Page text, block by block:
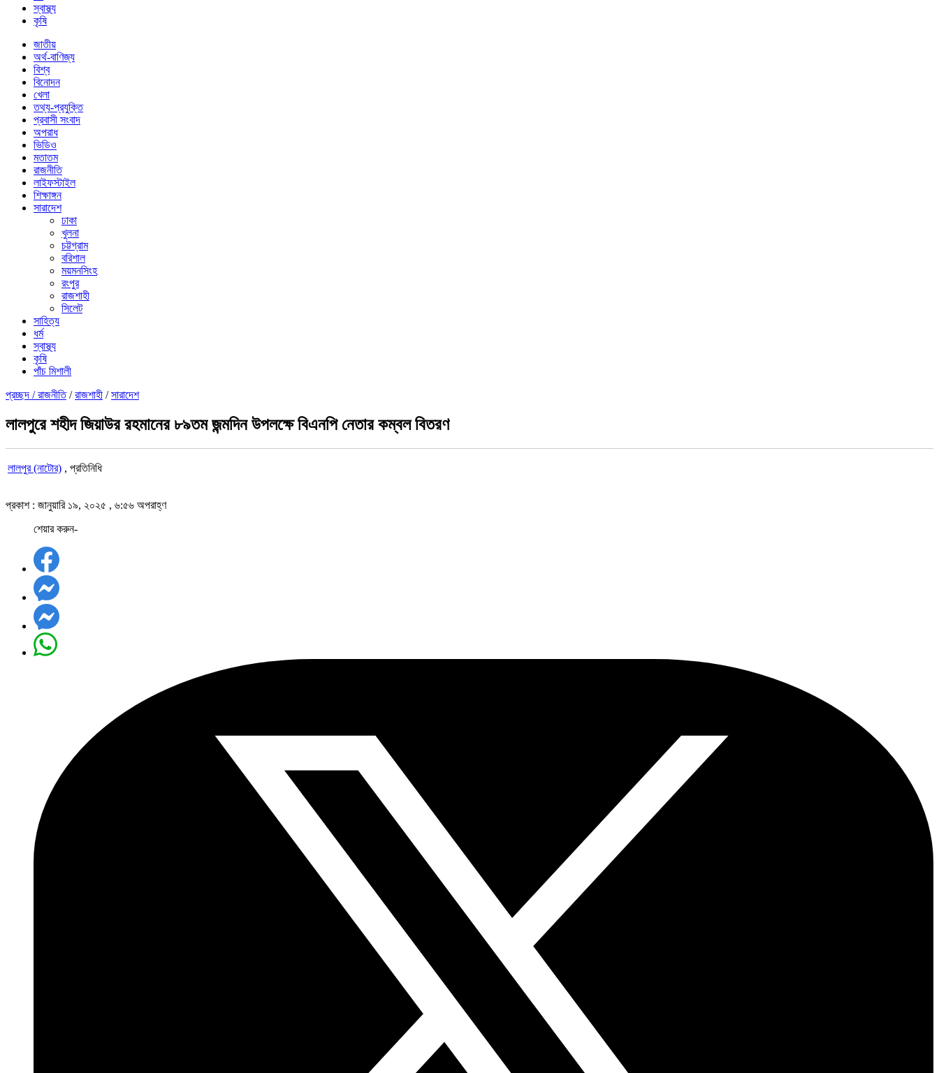
স্বাস্থ্য
কৃষি
জাতীয়
অর্থ-বাণিজ্য
বিশ্ব
বিনোদন
খেলা
তথ্য-প্রযুক্তি
প্রবাসী সংবাদ
অপরাধ
ভিডিও
মতাতম
রাজনীতি
লাইফস্টাইল
শিক্ষাঙ্গন
সারাদেশ
ঢাকা
খুলনা
চট্টগ্রাম
বরিশাল
ময়মনসিংহ
রংপুর
রাজশাহী
সিলেট
সাহিত্য
ধর্ম
স্বাস্থ্য
কৃষি
পাঁচ মিশালী
প্রচ্ছদ /রাজনীতি/রাজশাহী /সারাদেশ
লালপুরে শহীদ জিয়াউর রহমানের ৮৯তম জন্মদিন উপলক্ষে বিএনপি নেতার কম্বল বিতরণ
লালপুর (নাটোর) , প্রতিনিধি
প্রকাশ : জানুয়ারি ১৯, ২০২৫ , ৬:৫৬ অপরাহ্ণ
শেয়ার করুন-